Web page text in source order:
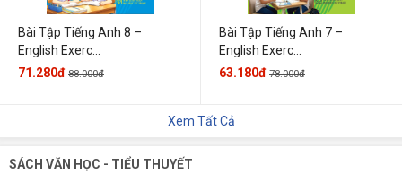
Bài Tập Tiếng Anh 8 –
English Exerc...
71.280đ 88.000đ
Bài Tập Tiếng Anh 7 –
English Exerc...
63.180đ 78.000đ
Xem Tất Cả
SÁCH VĂN HỌC - TIỂU THUYẾT